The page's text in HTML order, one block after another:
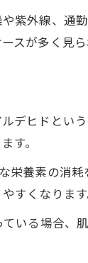
ぐ洗顔とスキ
摂取後の肌荒
慮したJR加
る肌荒れ予
に役立つ沿線
紫外線、通
スが多く見ら
ヒドとい
す。
養素の消
すくなります
いる場合